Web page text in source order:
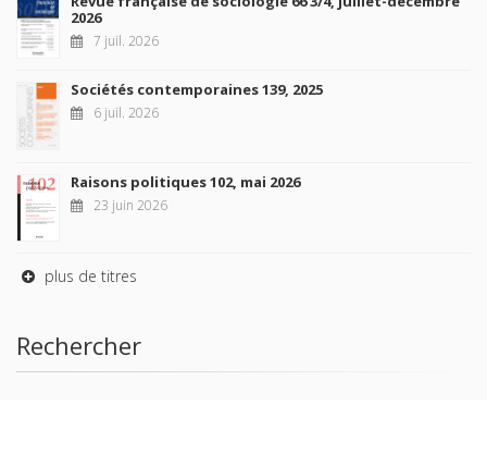
2026
7 juil. 2026
Sociétés contemporaines 139, 2025
6 juil. 2026
Raisons politiques 102, mai 2026
23 juin 2026
plus de titres
Rechercher